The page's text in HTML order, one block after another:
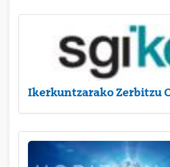
Ikerkuntzarako Zerbitzu